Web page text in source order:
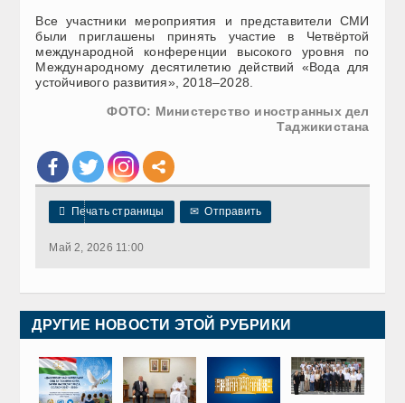
Все участники мероприятия и представители СМИ
были приглашены принять участие в Четвёртой
международной конференции высокого уровня по
Международному десятилетию действий «Вода для
устойчивого развития», 2018–2028.
ФОТО: Министерство иностранных дел
Таджикистана
 Печать страницы ✉ Отправить
Май 2, 2026 11:00
ДРУГИЕ НОВОСТИ ЭТОЙ РУБРИКИ